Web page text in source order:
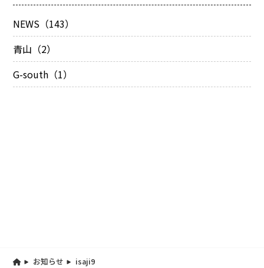
NEWS（143）
青山（2）
G-south（1）
お知らせ isaji9